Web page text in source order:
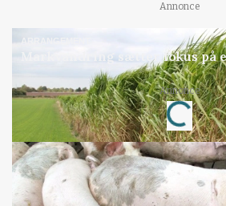
Annonce
ARRANGEMENT
Markvandring sætter fokus på
Annonce
Loading...